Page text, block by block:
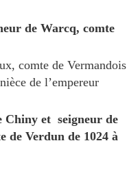
de Warcq, comte
comte de Vermandois
de l’empereur
Chiny et seigneur de
de Verdun de 1024 à